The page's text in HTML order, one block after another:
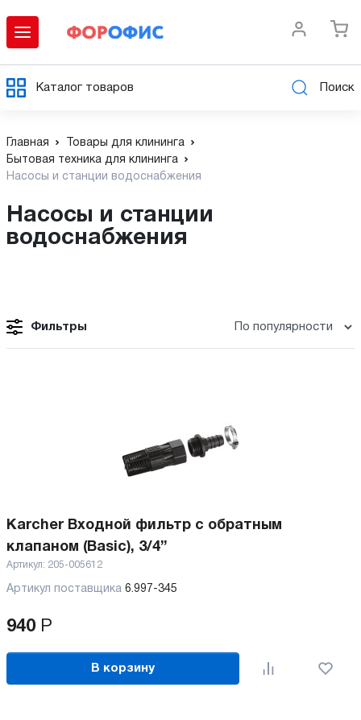
Каталог товаров Поиск
Главная
Товары для клининга
Бытовая техника для клининга
Насосы и станции водоснабжения
Насосы и станции
водоснабжения
Фильтры
Karcher Входной фильтр с обратным
клапаном (Basic), 3/4”
Артикул: 205-005612
Артикул поставщика 6.997-345
940 Р
В корзину